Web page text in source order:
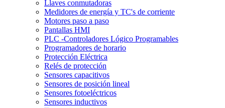
Llaves conmutadoras
Medidores de energía y TC's de corriente
Motores paso a paso
Pantallas HMI
PLC -Controladores Lógico Programables
Programadores de horario
Protección Eléctrica
Relés de protección
Sensores capacitivos
Sensores de posición lineal
Sensores fotoeléctricos
Sensores inductivos